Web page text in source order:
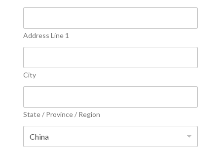
Address Line 1
City
State / Province / Region